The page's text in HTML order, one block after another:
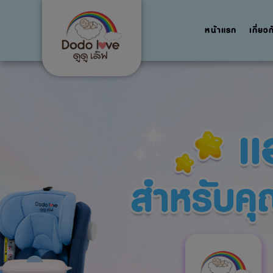
หน้าแรก เกี่ยว